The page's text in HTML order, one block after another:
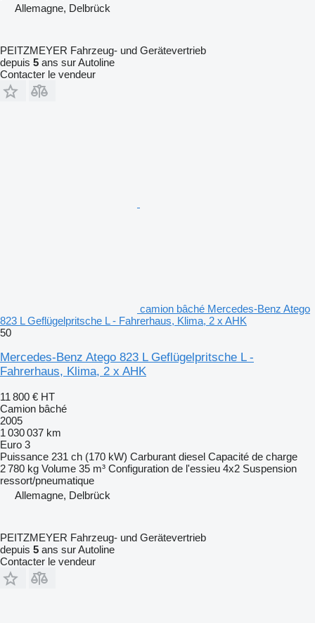
Allemagne, Delbrück
PEITZMEYER Fahrzeug- und Gerätevertrieb
depuis 5 ans sur Autoline
Contacter le vendeur
camion bâché Mercedes-Benz Atego
823 L Geflügelpritsche L - Fahrerhaus, Klima, 2 x AHK
50
Mercedes-Benz Atego 823 L Geflügelpritsche L -
Fahrerhaus, Klima, 2 x AHK
11 800 € HT
Camion bâché
2005
1 030 037 km
Euro 3
Puissance 231 ch (170 kW) Carburant diesel Capacité de charge
2 780 kg Volume 35 m³ Configuration de l'essieu 4x2 Suspension
ressort/pneumatique
Allemagne, Delbrück
PEITZMEYER Fahrzeug- und Gerätevertrieb
depuis 5 ans sur Autoline
Contacter le vendeur